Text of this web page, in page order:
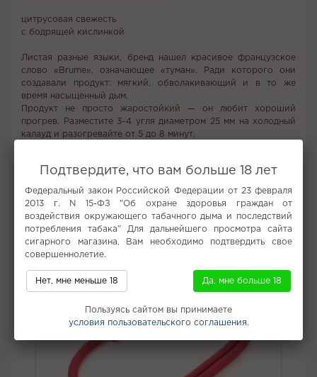
цитрусовая свежесть
с бодрящей кислинкой
Листая разные языки, бренд нашел красивое французское
слово «Brume», означающее «туман». Ради которого они
создавали продукт: мягкий, обволакивающий и в то же
время насыщенный дым.
Продукт не просто жаростойкий — он любит хороший
прогрев. Разместите 3–4 угля диаметром 25 мм на холодный
калауд и разогревайте от 5 до 8 минут.
Все вкусы табака для кальяна Brume
Не забудьте купить
Подтвердите, что вам больше 18 лет
Федеральный закон Российской Федерации от 23 февраля
2013 г. N 15-ФЗ "Об охране здоровья граждан от
воздействия окружающего табачного дыма и последствий
потребления табака" Для дальнейшего просмотра сайта
сигарного магазина, Вам необходимо подтвердить свое
совершеннолетие.
Нет, мне меньше 18 Да, мне больше 18
Пользуясь сайтом вы принимаете
условия пользовательского соглашения.